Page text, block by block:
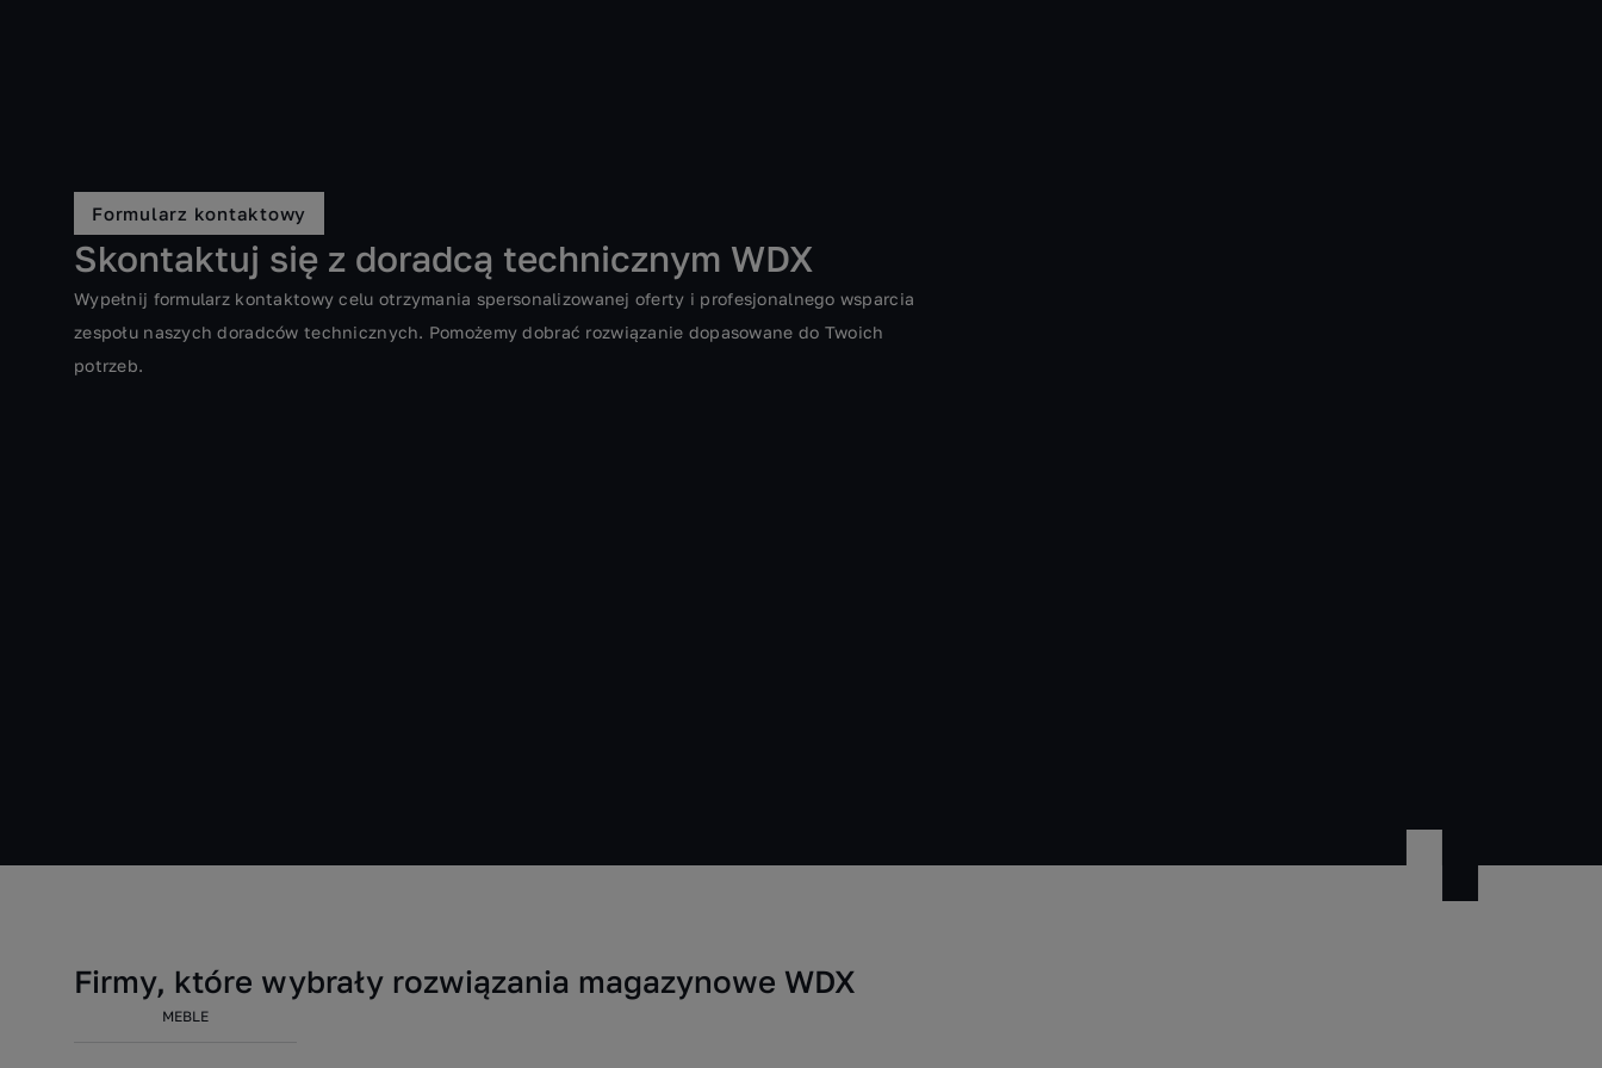
Formularz kontaktowy
Skontaktuj się z doradcą technicznym WDX
Wypełnij formularz kontaktowy celu otrzymania spersonalizowanej oferty i profesjonalnego wsparcia
zespołu naszych doradców technicznych. Pomożemy dobrać rozwiązanie dopasowane do Twoich
potrzeb.
Firmy, które wybrały rozwiązania magazynowe WDX
MEBLE